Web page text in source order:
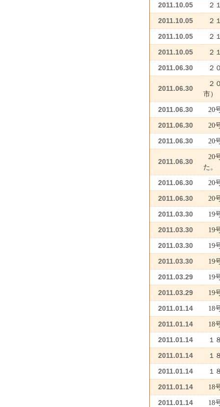
2011.10.05 ２
2011.10.05 ２
2011.10.05 ２
2011.10.05 ２
2011.06.30 ２
2011.06.30
２
市）
2011.06.30 20
2011.06.30 20
2011.06.30 20
2011.06.30
20
た。
2011.06.30 20
2011.06.30 20
2011.03.30 19
2011.03.30 19
2011.03.30 19
2011.03.30 19
2011.03.29 19
2011.03.29 19
2011.01.14 18
2011.01.14 18
2011.01.14 １
2011.01.14 １
2011.01.14 １
2011.01.14 18
2011.01.14 18